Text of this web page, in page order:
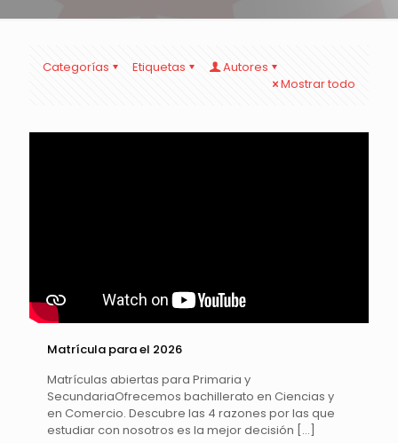
Categorías Etiquetas
Autores
Mostrar todo
Matrícula para el 2026
Matrículas abiertas para Primaria y
SecundariaOfrecemos bachillerato en Ciencias y
en Comercio. Descubre las 4 razones por las que
estudiar con nosotros es la mejor decisión […]